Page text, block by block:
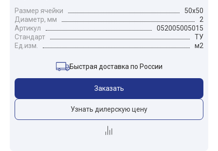
Размер ячейки
50x50
Диаметр, мм
2
Артикул
052005005015
Стандарт
ТУ
Ед.изм.
м2
Быстрая доставка по России
Заказать
Узнать дилерскую цену